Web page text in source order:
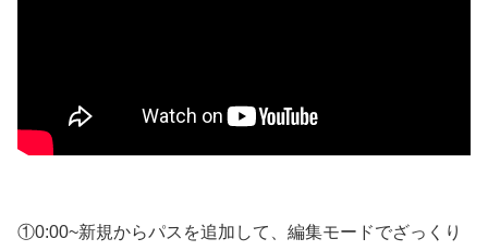
①0:00~新規からパスを追加して、編集モードでざっくり